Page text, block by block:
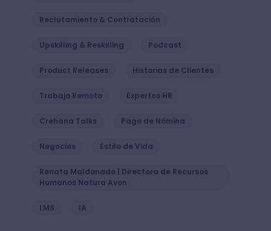
Reclutamiento & Contratación
Upskilling & Reskilling Podcast
Product Releases Historias de Clientes
Trabajo Remoto Expertos HR
Crehana Talks Pago de Nómina
Negocios Estilo de Vida
Renata Maldonado | Directora de Recursos
Humanos Natura Avon
LMS IA